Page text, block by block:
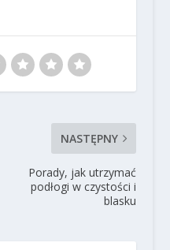
NASTĘPNY
Porady, jak utrzymać
podłogi w czystości i
blasku